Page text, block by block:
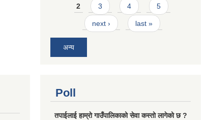
2 3 4 5
next › last »
अन्य
Poll
तपाईलाई हाम्राे गाउँपालिकाको सेवा कस्तो लागेको छ ?